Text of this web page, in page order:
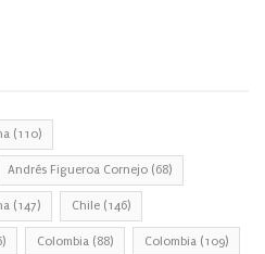
(110)
Andrés Figueroa Cornejo (68)
(147) Chile (146)
Colombia (88) Colombia (109)